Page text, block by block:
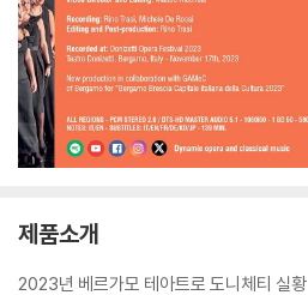
제품소개
2023년 베르가모 테아트로 도니체티 실황